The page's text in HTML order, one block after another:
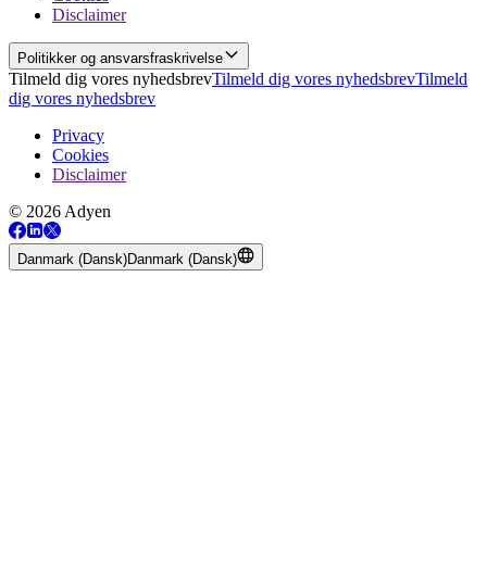
Disclaimer
Politikker og ansvarsfraskrivelse
Tilmeld dig vores nyhedsbrevTilmeld dig vores nyhedsbrevTilmeld
dig vores nyhedsbrev
Privacy
Cookies
Disclaimer
© 2026 Adyen
Danmark (Dansk)Danmark (Dansk)